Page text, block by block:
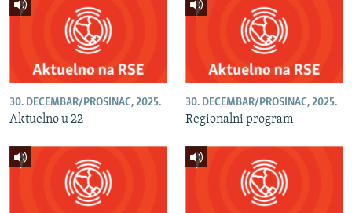
30. DECEMBAR/PROSINAC, 2025.
Aktuelno u 22
30. DECEMBAR/PROSINAC, 2025.
Regionalni program